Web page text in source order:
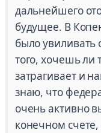
дальнейшего
будущее. В
было увиливать
того, хочешь ли
затрагивает и
знаю, что
очень активно
конечном